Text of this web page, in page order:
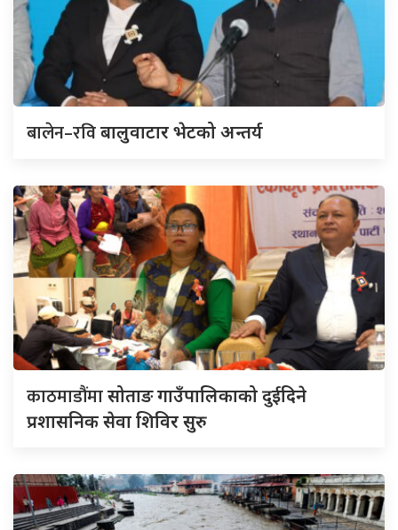
बालेन–रविबालुवाटार भेटको अन्तर्य
काठमाडौंमासोताङ गाउँपालिकाको दुईदिने
प्रशासनिक सेवा शिविर सुरु